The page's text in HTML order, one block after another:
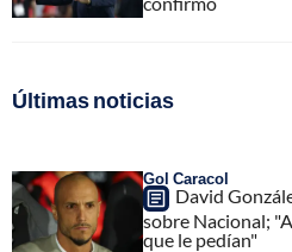
Últimas noticias
Gol Caracol
David
sobre Nacional;
que le pedían"